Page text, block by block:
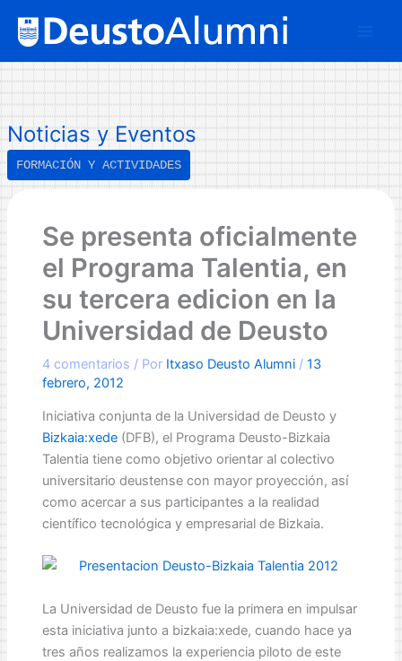
u
s
c
a
r
Noticias y Eventos
FORMACIÓN Y ACTIVIDADES
Se presenta oficialmente
el Programa Talentia, en
su tercera edicion en la
Universidad de Deusto
4 comentarios / Por Itxaso Deusto Alumni / 13
febrero, 2012
Iniciativa conjunta de la Universidad de Deusto y
Bizkaia:xede(DFB), el Programa Deusto-Bizkaia
Talentia tiene como objetivo orientar al colectivo
universitario deustense con mayor proyección, así
como acercar a sus participantes a la realidad
científico tecnológica y empresarial de Bizkaia.
La Universidad de Deusto fue la primera en impulsar
esta iniciativa junto a bizkaia:xede, cuando hace ya
tres años realizamos la experiencia piloto de este